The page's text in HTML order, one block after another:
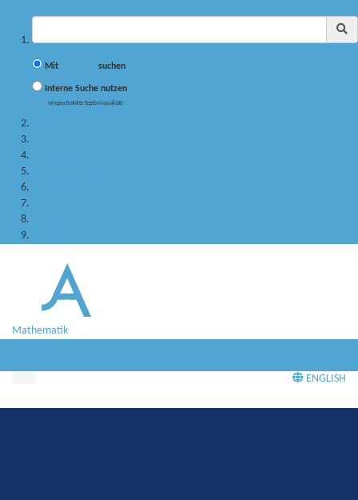
Mit suchen
Interne Suche nutzen
(eingeschränkte Ergebnisqualität)
Mathematik
ENGLISH